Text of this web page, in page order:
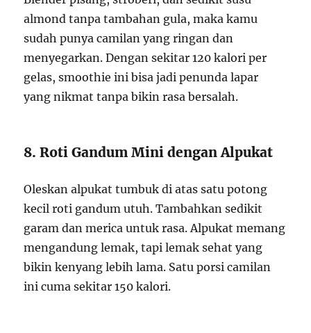
almond tanpa tambahan gula, maka kamu
sudah punya camilan yang ringan dan
menyegarkan. Dengan sekitar 120 kalori per
gelas, smoothie ini bisa jadi penunda lapar
yang nikmat tanpa bikin rasa bersalah.
8. Roti Gandum Mini dengan Alpukat
Oleskan alpukat tumbuk di atas satu potong
kecil roti gandum utuh. Tambahkan sedikit
garam dan merica untuk rasa. Alpukat memang
mengandung lemak, tapi lemak sehat yang
bikin kenyang lebih lama. Satu porsi camilan
ini cuma sekitar 150 kalori.